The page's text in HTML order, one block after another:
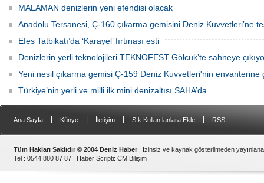
MALAMAN denizlerin yeni efendisi olacak
Anadolu Tersanesi, Ç-160 çıkarma gemisini Deniz Kuvvetleri’ne
Efes Tatbikatı’da ‘Karayel’ fırtınası esti
Denizlerin yerli teknolojileri TEKNOFEST Gölcük’te sahneye
Yeni nesil çıkarma gemisi Ç-159 Deniz Kuvvetleri'nin envanterine
Türkiye’nin yerli ve milli ilk mini denizaltısı SAHA’da
Ana Sayfa Künye İletişim Sık Kullanılanlara Ekle RSS
Tüm Hakları Saklıdır © 2004 Deniz Haber | İzinsiz ve kaynak gösterilmeden
Tel : 0544 880 87 87 | Haber Scripti: CM Bilişim